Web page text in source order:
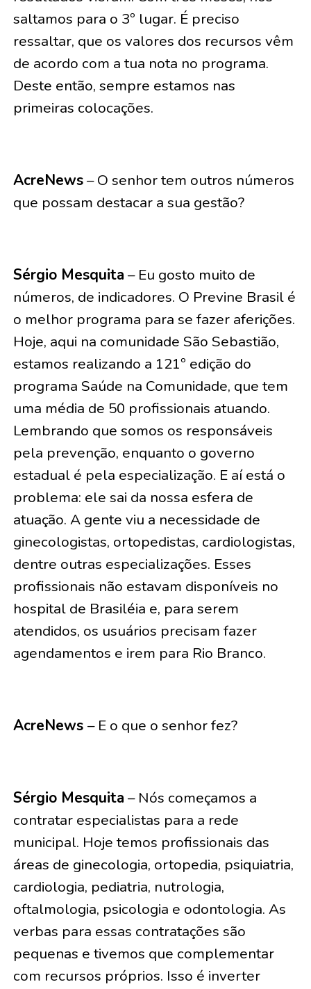
saltamos para o 3º lugar. É preciso
ressaltar, que os valores dos recursos vêm
de acordo com a tua nota no programa.
Deste então, sempre estamos nas
primeiras colocações.
AcreNews– O senhor tem outros números
que possam destacar a sua gestão?
Sérgio Mesquita – Eu gosto muito de
números, de indicadores. O Previne Brasil é
o melhor programa para se fazer aferições.
Hoje, aqui na comunidade São Sebastião,
estamos realizando a 121º edição do
programa Saúde na Comunidade, que tem
uma média de 50 profissionais atuando.
Lembrando que somos os responsáveis
pela prevenção, enquanto o governo
estadual é pela especialização. E aí está o
problema: ele sai da nossa esfera de
atuação. A gente viu a necessidade de
ginecologistas, ortopedistas, cardiologistas,
dentre outras especializações. Esses
profissionais não estavam disponíveis no
hospital de Brasiléia e, para serem
atendidos, os usuários precisam fazer
agendamentos e irem para Rio Branco.
AcreNews – E o que o senhor fez?
Sérgio Mesquita – Nós começamos a
contratar especialistas para a rede
municipal. Hoje temos profissionais das
áreas de ginecologia, ortopedia, psiquiatria,
cardiologia, pediatria, nutrologia,
oftalmologia, psicologia e odontologia. As
verbas para essas contratações são
pequenas e tivemos que complementar
com recursos próprios. Isso é inverter